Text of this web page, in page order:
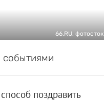
66.RU, фотосток
событиями
поздравить